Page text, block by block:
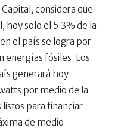
considera que
hoy solo el 5.3% de la
el país se logra por
energías fósiles. Los
generará hoy
por medio de la
para financiar
de medio